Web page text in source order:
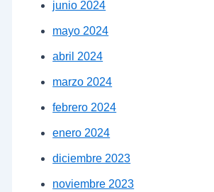
junio 2024
mayo 2024
abril 2024
marzo 2024
febrero 2024
enero 2024
diciembre 2023
noviembre 2023